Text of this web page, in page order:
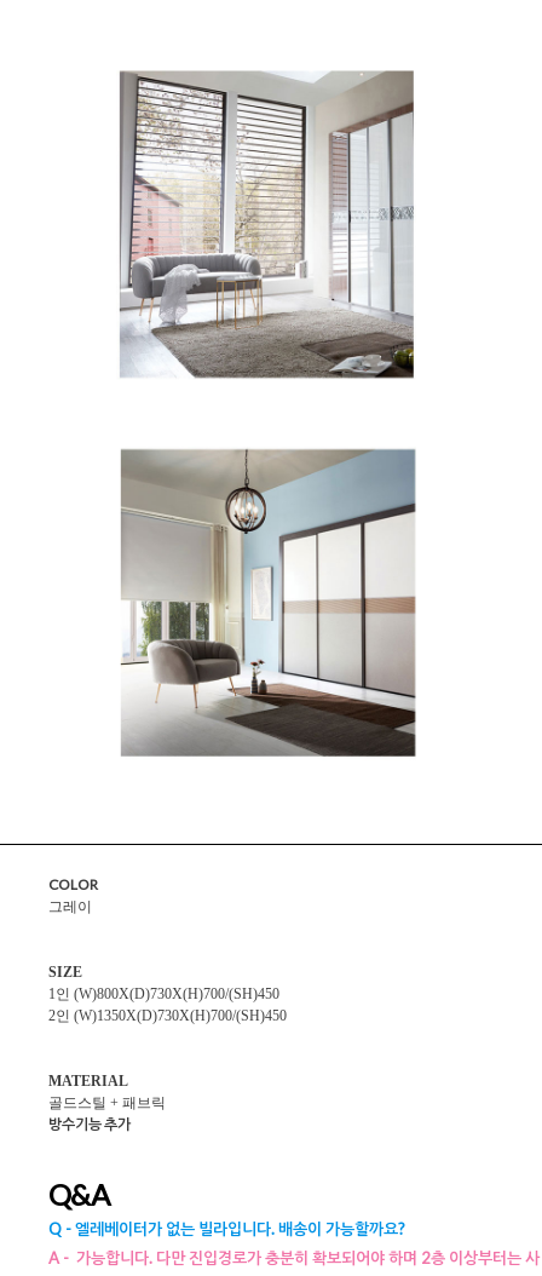
COLOR
그레이
SIZE
1인 (W)800X(D)730X(H)700/(SH)450
2인 (W)1350X(D)730X(H)700/(SH)450
MATERIAL
골드스틸 + 패브릭
방수기능 추가
Q&A
Q - 엘레베이터가 없는 빌라입니다. 배송이 가능할까요?
A - 가능합니다. 다만 진입경로가 충분히 확보되어야 하며 2층 이상부터는 사